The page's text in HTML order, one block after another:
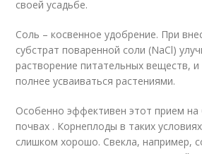
своей усадьбе.
Соль – косвенное удобрение. При
субстрат поваренной соли (NaCl)
растворение питательных веществ,
полнее усваиваться растениями.
Особенно эффективен этот прием на
почвах . Корнеплоды в таких
слишком хорошо. Свекла, например,